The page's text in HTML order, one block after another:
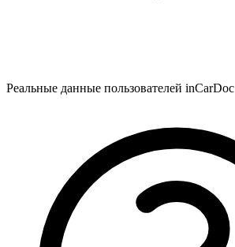
Реальные данные пользователей inCarDoc